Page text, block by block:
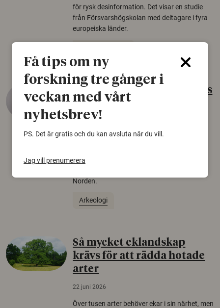
för rysk desinformation. Det visar en studie
från Försvarshögskolan med deltagare i fyra
europeiska länder.
Gammalt skinn var Sveriges
äldsta sko
22 juni 2026
Det som arkeologer länge trodde var en
gammal sko. Fyndet bär spår av romerskt
Norden.
Arkeologi
Så mycket eklandskap
krävs för att rädda hotade
arter
22 juni 2026
Över tusen arter behöver ekar i sin närhet, men
Få tips om ny
forskning tre gånger i
veckan med vårt
nyhetsbrev!
PS. Det är gratis och du kan avsluta när du vill.
Jag vill prenumerera